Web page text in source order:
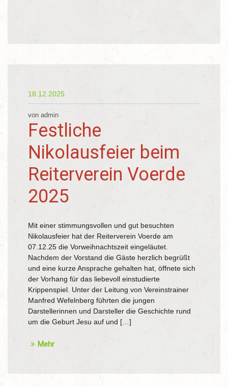
18.12.2025
von admin
Festliche
Nikolausfeier beim
Reiterverein Voerde
2025
Mit einer stimmungsvollen und gut besuchten
Nikolausfeier hat der Reiterverein Voerde am
07.12.25 die Vorweihnachtszeit eingeläutet.
Nachdem der Vorstand die Gäste herzlich begrüßt
und eine kurze Ansprache gehalten hat, öffnete sich
der Vorhang für das liebevoll einstudierte
Krippenspiel. Unter der Leitung von Vereinstrainer
Manfred Wefelnberg führten die jungen
Darstellerinnen und Darsteller die Geschichte rund
um die Geburt Jesu auf und […]
Mehr